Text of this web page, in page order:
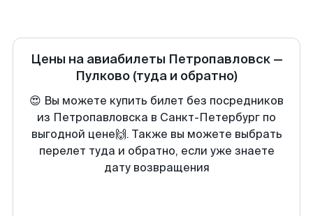
Цены на авиабилеты Петропавловск—
Пулково (туда и обратно)
😍 Вы можете купить билет без посредников
из Петропавловска в Санкт-Петербург по
выгодной цене🙌. Также вы можете выбрать
перелет туда и обратно, если уже знаете
дату возвращения